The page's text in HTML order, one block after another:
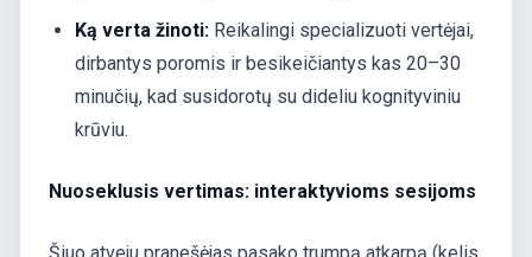
Ką verta žinoti: Reikalingi specializuoti vertėjai,
dirbantys poromis ir besikeičiantys kas 20–30
minučių, kad susidorotų su dideliu kognityviniu
krūviu.
Nuoseklusis vertimas: interaktyvioms sesijoms